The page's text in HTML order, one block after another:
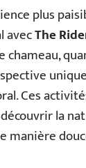
plus
avecThe
chameau,
Ces
la
manière